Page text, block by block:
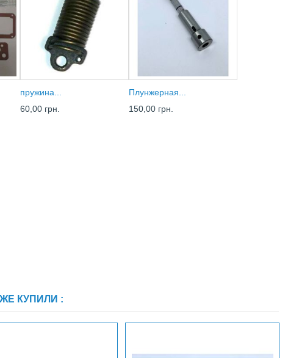
пружина...
60,00 грн.
Плунжерная...
150,00 грн.
КУПИЛИ :